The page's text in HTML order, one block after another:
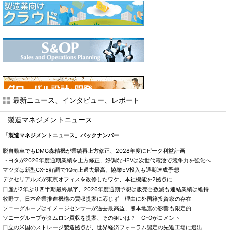
最新ニュース、インタビュー、レポート
製造マネジメントニュース
「製造マネジメントニュース」バックナンバー
脱自動車でもDMG森精機が業績再上方修正、2028年度にピーク利益計画
トヨタが2026年度通期業績を上方修正、好調なHEVは次世代電池で競争力を強化へ
マツダは新型CX-5好調で1Q売上過去最高、協業EV投入も通期達成予想
デクセリアルズが東京オフィスを改修したワケ、本社機能を2拠点に
日産が2年ぶり四半期最終黒字、2026年度通期予想は販売台数減も連結業績は維持
牧野フ、日本産業推進機構の買収提案に応じず 理由に外国籍投資家の存在
ソニーグループはイメージセンサーが過去最高益、熊本地震の影響も限定的
ソニーグループがタムロン買収を提案、その狙いは？ CFOがコメント
日立の米国のストレージ製造拠点が、世界経済フォーラム認定の先進工場に選出